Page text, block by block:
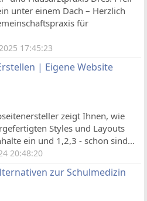
unter einem Dach – Herzlich
für
17:45:23
| Eigene Website
zeigt Ihnen, wie
Styles und Layouts
ein und 1,2,3 - schon sind...
20:48:20
zur Schulmedizin